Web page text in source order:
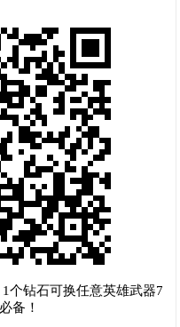
个钻石可换任意英雄武器7
备！